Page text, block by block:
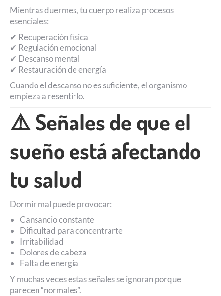
Mientras duermes, tu cuerpo realiza procesos
esenciales:
✔ Recuperación física
✔ Regulación emocional
✔ Descanso mental
✔ Restauración de energía
Cuando el descanso no es suficiente, el organismo
empieza a resentirlo.
⚠️ Señales de que el
sueño está afectando
tu salud
Dormir mal puede provocar:
Cansancio constante
Dificultad para concentrarte
Irritabilidad
Dolores de cabeza
Falta de energía
Y muchas veces estas señales se ignoran porque
parecen “normales”.